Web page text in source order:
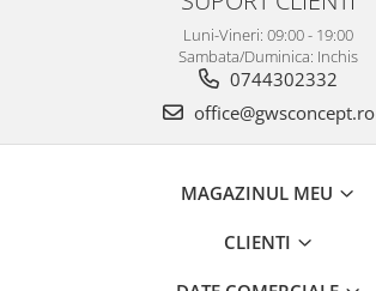
Luni-Vineri: 09:00 - 19:00
Sambata/Duminica: Inchis
0744302332
office@gwsconcept.ro
MAGAZINUL MEU
CLIENTI